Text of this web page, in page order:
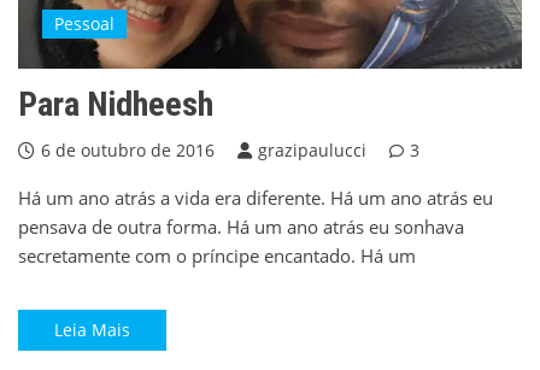
Pessoal
Para Nidheesh
6 de outubro de 2016 grazipaulucci 3
Há um ano atrás a vida era diferente. Há um ano atrás eu
pensava de outra forma. Há um ano atrás eu sonhava
secretamente com o príncipe encantado. Há um
Leia Mais